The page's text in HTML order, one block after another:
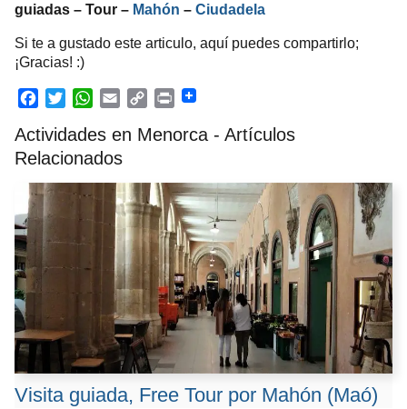
guiadas – Tour – Mahón – Ciudadela
Si te a gustado este articulo, aquí puedes compartirlo;
¡Gracias! :)
a
c
o
o
k
w
i
t
e
r
h
a
s
A
m
a
o
L
i
k
r
t
Actividades en Menorca - Artículos
Relacionados
Visita guiada, Free Tour por Mahón (Maó)